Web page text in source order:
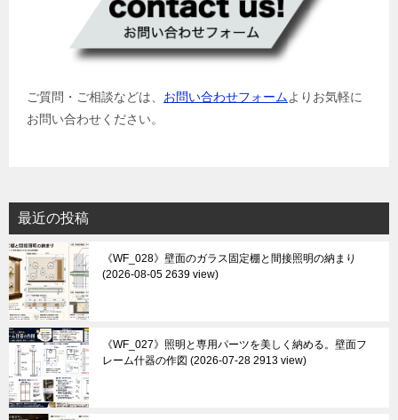
ご質問・ご相談などは、 お問い合わせフォームよりお気軽に
お問い合わせください。
最近の投稿
《WF_028》壁面のガラス固定棚と間接照明の納まり
2026-08-05 2639 view
《WF_027》照明と専用パーツを美しく納める。壁面フ
レーム什器の作図
2026-07-28 2913 view